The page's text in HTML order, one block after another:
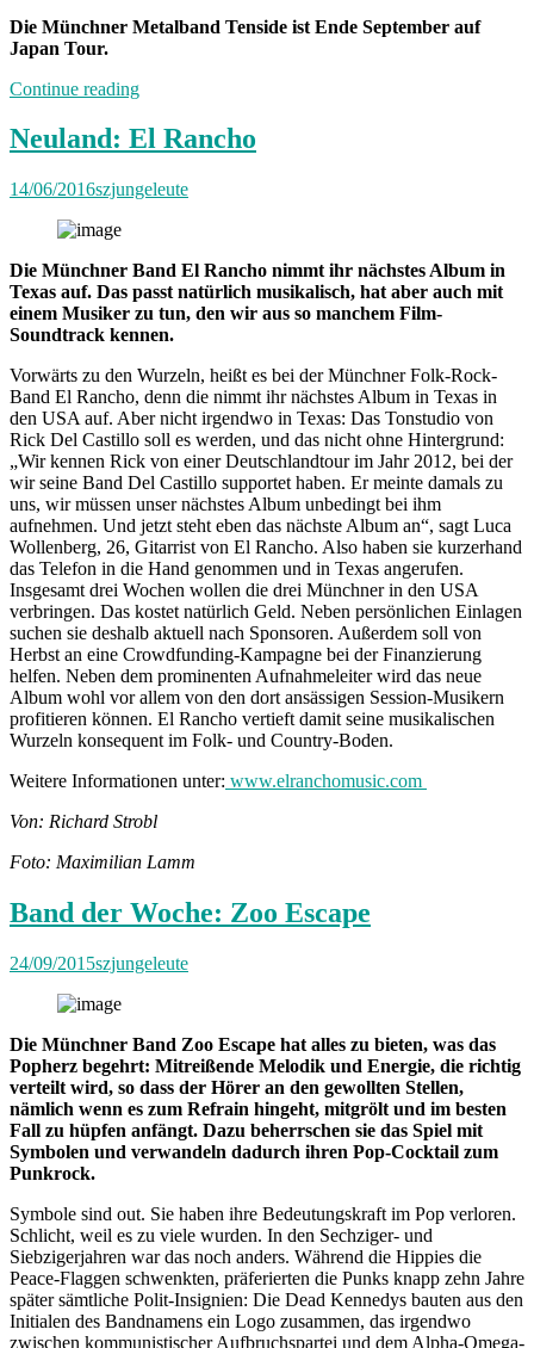
Die Münchner Metalband Tenside ist Ende September auf
Japan Tour.
Continue reading„Neuland:
Neuland: El Rancho
14/06/2016szjungeleute
Die Münchner Band El Rancho nimmt ihr nächstes Album in
Texas auf. Das passt natürlich musikalisch, hat aber auch mit
einem Musiker zu tun, den wir aus so manchem Film-
Soundtrack kennen.
Vorwärts zu den Wurzeln, heißt es bei der Münchner Folk-Rock-
Band El Rancho, denn die nimmt ihr nächstes Album in Texas in
den USA auf. Aber nicht irgendwo in Texas: Das Tonstudio von
Rick Del Castillo soll es werden, und das nicht ohne Hintergrund:
„Wir kennen Rick von einer Deutschlandtour im Jahr 2012, bei der
wir seine Band Del Castillo supportet haben. Er meinte damals zu
uns, wir müssen unser nächstes Album unbedingt bei ihm
aufnehmen. Und jetzt steht eben das nächste Album an“, sagt Luca
Wollenberg, 26, Gitarrist von El Rancho. Also haben sie kurzerhand
das Telefon in die Hand genommen und in Texas angerufen.
Insgesamt drei Wochen wollen die drei Münchner in den USA
verbringen. Das kostet natürlich Geld. Neben persönlichen Einlagen
suchen sie deshalb aktuell nach Sponsoren. Außerdem soll von
Herbst an eine Crowdfunding-Kampagne bei der Finanzierung
helfen. Neben dem prominenten Aufnahmeleiter wird das neue
Album wohl vor allem von den dort ansässigen Session-Musikern
profitieren können. El Rancho vertieft damit seine musikalischen
Wurzeln konsequent im Folk- und Country-Boden.
Weitere Informationen unter: www.elranchomusic.com
Von: Richard Strobl
Foto: Maximilian Lamm
Band der Woche: Zoo Escape
24/09/2015szjungeleute
Die Münchner Band Zoo Escape hat alles zu bieten, was das
Popherz begehrt: Mitreißende Melodik und Energie, die richtig
verteilt wird, so dass der Hörer an den gewollten Stellen,
nämlich wenn es zum Refrain hingeht, mitgrölt und im besten
Fall zu hüpfen anfängt. Dazu beherrschen sie das Spiel mit
Symbolen und verwandeln dadurch ihren Pop-Cocktail zum
Punkrock.
Symbole sind out. Sie haben ihre Bedeutungskraft im Pop verloren.
Schlicht, weil es zu viele wurden. In den Sechziger- und
Siebzigerjahren war das noch anders. Während die Hippies die
Peace-Flaggen schwenkten, präferierten die Punks knapp zehn Jahre
später sämtliche Polit-Insignien: Die Dead Kennedys bauten aus den
Initialen des Bandnamens ein Logo zusammen, das irgendwo
zwischen kommunistischer Aufbruchspartei und dem Alpha-Omega-